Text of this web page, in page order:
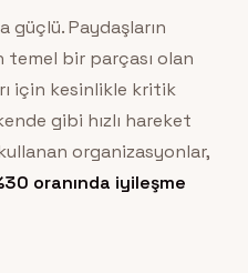
güçlü. Paydaşların
temel bir parçası olan
için kesinlikle kritik
gibi hızlı hareket
organizasyonlar,
oranında iyileşme